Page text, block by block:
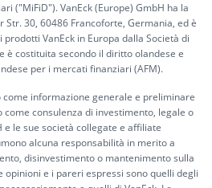
("MiFiD"). VanEck (Europe) GmbH ha la
Str. 30, 60486 Francoforte, Germania, ed è
VanEck in Europa dalla Società di
è costituita secondo il diritto olandese e
per i mercati finanziari (AFM).
informazione generale e preliminare
consulenza di investimento, legale o
e le sue società collegate e affiliate
alcuna responsabilità in merito a
disinvestimento o mantenimento sulla
opinioni e i pareri espressi sono quelli degli